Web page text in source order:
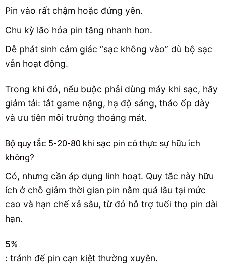
Pin vào rất chậm hoặc đứng yên.
Chu kỳ lão hóa pin tăng nhanh hơn.
Dễ phát sinh cảm giác “sạc không vào” dù bộ sạc
vẫn hoạt động.
Trong khi đó, nếu buộc phải dùng máy khi sạc, hãy
giảm tải: tắt game nặng, hạ độ sáng, tháo ốp dày
và ưu tiên môi trường thoáng mát.
Bộ quy tắc 5-20-80 khi sạc pin có thực sự hữu ích
không?
Có, nhưng cần áp dụng linh hoạt. Quy tắc này hữu
ích ở chỗ giảm thời gian pin nằm quá lâu tại mức
cao và hạn chế xả sâu, từ đó hỗ trợ tuổi thọ pin dài
hạn.
5%
: tránh để pin cạn kiệt thường xuyên.